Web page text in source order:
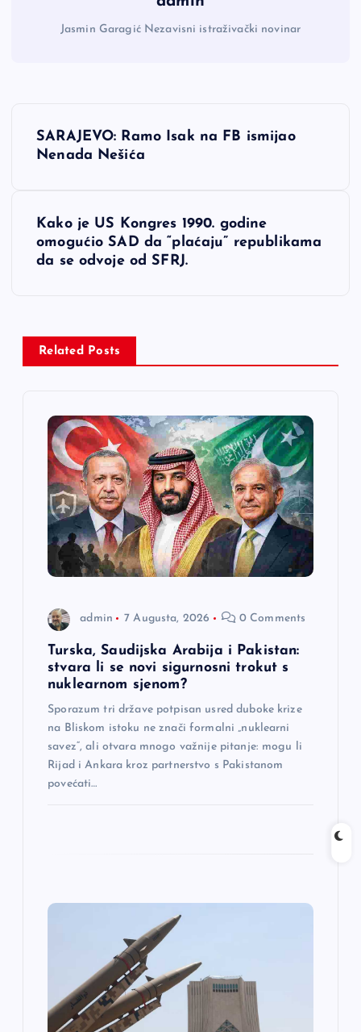
Jasmin Garagić Nezavisni istraživački novinar
N
c
SARAJEVO: Ramo Isak na FB ismijao
Nenada Nešića
Kako je US Kongres 1990. godine
omogućio SAD da “plaćaju” republikama
da se odvoje od SFRJ.
Related Posts
admin 7 Augusta, 2026 0 Comments
Turska, Saudijska Arabija i Pakistan:
stvara li se novi sigurnosni trokut s
nuklearnom sjenom?
Sporazum tri države potpisan usred duboke krize
na Bliskom istoku ne znači formalni „nuklearni
savez“, ali otvara mnogo važnije pitanje: mogu li
Rijad i Ankara kroz partnerstvo s Pakistanom
povećati…